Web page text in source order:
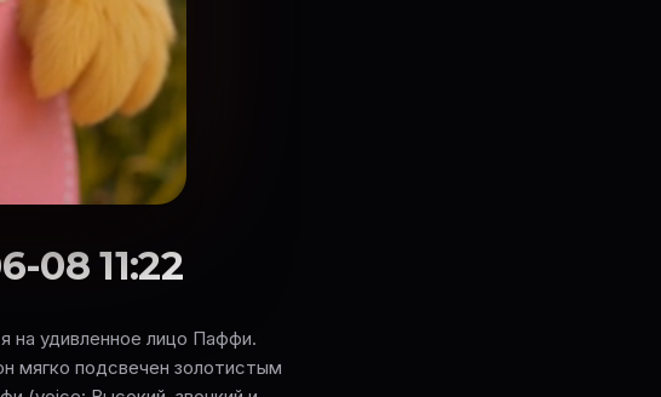
08 11:22
на удивленное лицо Паффи.
мягко подсвечен золотистым